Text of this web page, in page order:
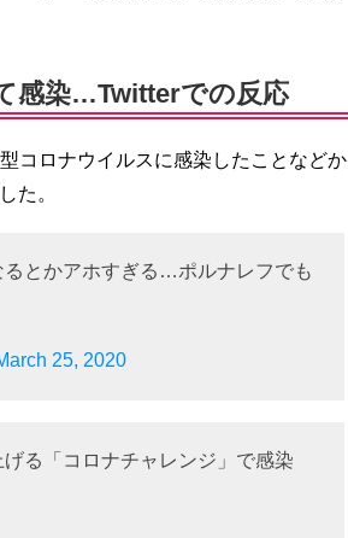
感染…Twitterでの反応
コロナウイルスに感染したことなどか
た。
とかアホすぎる…ポルナレフでも
25, 2020
る「コロナチャレンジ」で感染